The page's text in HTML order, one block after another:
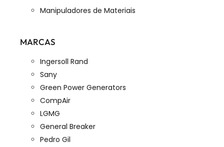
Manipuladores de Materiais
MARCAS
Ingersoll Rand
Sany
Green Power Generators
CompAir
LGMG
General Breaker
Pedro Gil